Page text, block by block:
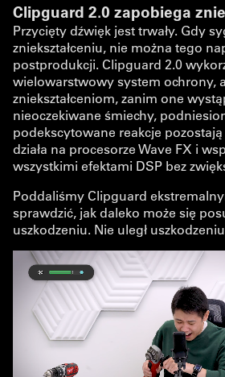
Clipguard 2.0 zapobiega
Przycięty dźwięk jest trwały. Gdy
zniekształceniu, nie można tego
postprodukcji. Clipguard 2.0
wielowarstwowy system ochrony,
zniekształceniom, zanim one
nieoczekiwane śmiechy,
podekscytowane reakcje
działa na procesorze Wave FX i
wszystkimi efektami DSP bez
Poddaliśmy Clipguard
sprawdzić, jak daleko może się
uszkodzeniu. Nie uległ